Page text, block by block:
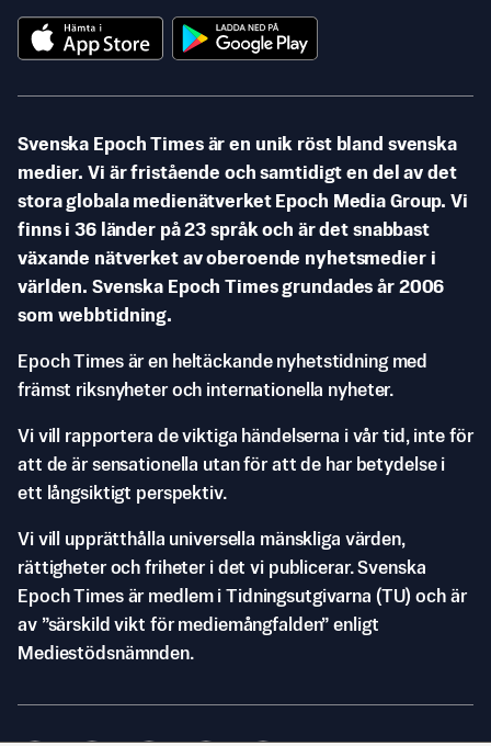
Svenska Epoch Times är en unik röst bland svenska
medier. Vi är fristående och samtidigt en del av det
stora globala medienätverket Epoch Media Group. Vi
finns i 36 länder på 23 språk och är det snabbast
växande nätverket av oberoende nyhetsmedier i
världen. Svenska Epoch Times grundades år 2006
som webbtidning.
Epoch Times är en heltäckande nyhetstidning med
främst riksnyheter och internationella nyheter.
Vi vill rapportera de viktiga händelserna i vår tid, inte för
att de är sensationella utan för att de har betydelse i
ett långsiktigt perspektiv.
Vi vill upprätthålla universella mänskliga värden,
rättigheter och friheter i det vi publicerar. Svenska
Epoch Times är medlem i Tidningsutgivarna (TU) och är
av ”särskild vikt för mediemångfalden” enligt
Mediestödsnämnden.